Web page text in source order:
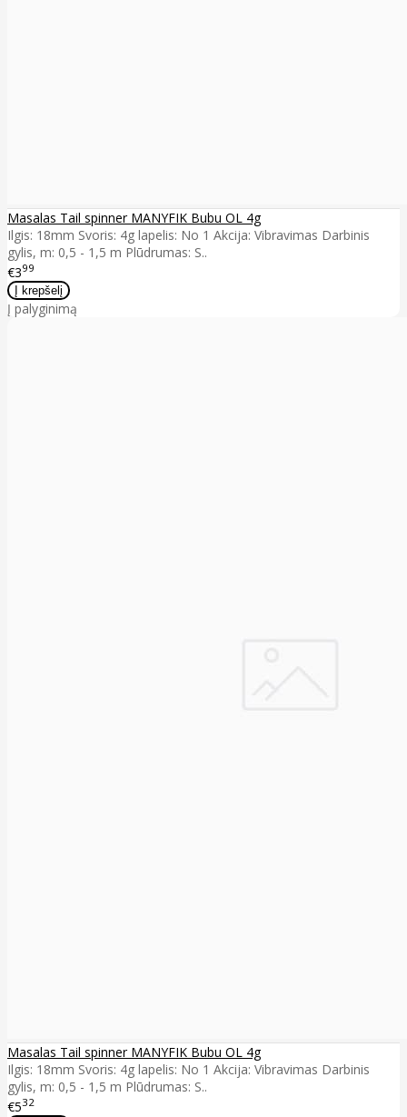
Masalas Tail spinner MANYFIK Bubu OL 4g
Ilgis: 18mm Svoris: 4g lapelis: No 1 Akcija: Vibravimas Darbinis
gylis, m: 0,5 - 1,5 m Plūdrumas: S..
€399
Į palyginimą
Masalas Tail spinner MANYFIK Bubu OL 4g
Ilgis: 18mm Svoris: 4g lapelis: No 1 Akcija: Vibravimas Darbinis
gylis, m: 0,5 - 1,5 m Plūdrumas: S..
€532